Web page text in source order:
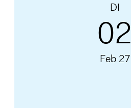
DI
02
Feb 27